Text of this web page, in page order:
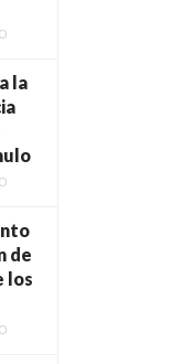
la
de
los